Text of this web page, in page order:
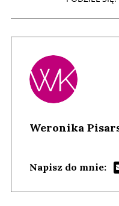
Weronika
Napisz do mnie: